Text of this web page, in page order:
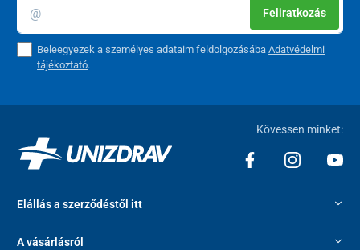
Feliratkozás
Beleegyezek a személyes adataim feldolgozásábaAdatvédelmi
tájékoztató.
Kövessen minket:
Elállás a szerződéstől itt
A vásárlásról